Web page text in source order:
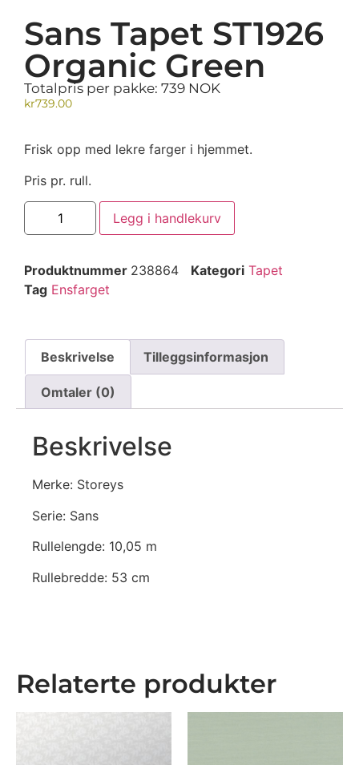
Sans Tapet ST1926
Organic Green
Totalpris per pakke: 739 NOK
kr739.00
Frisk opp med lekre farger i hjemmet.
Pris pr. rull.
Legg i handlekurv
Produktnummer 238864 Kategori Tapet
Tag Ensfarget
Beskrivelse Tilleggsinformasjon
Omtaler (0)
Beskrivelse
Merke: Storeys
Serie: Sans
Rullelengde: 10,05 m
Rullebredde: 53 cm
Relaterte produkter